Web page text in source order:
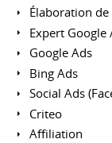
Élaboration
Expert Google
Google Ads
Bing Ads
Social Ads
Criteo
Affiliation